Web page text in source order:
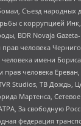
Съезд народных
с коррупцией Инк,
BDR Novaja Gazeta-
человека
имени
прав человека
Studios, ТВ Дождь,
Мартенса,
За свободную
федерация